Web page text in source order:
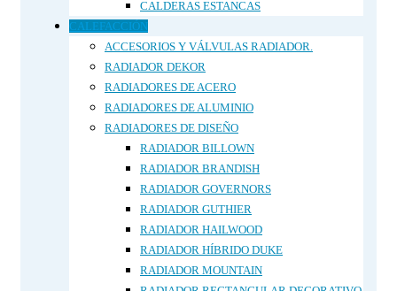
CALDERAS ESTANCAS
CALEFACCIÓN
ACCESORIOS Y VÁLVULAS RADIADOR.
RADIADOR DEKOR
RADIADORES DE ACERO
RADIADORES DE ALUMINIO
RADIADORES DE DISEÑO
RADIADOR BILLOWN
RADIADOR BRANDISH
RADIADOR GOVERNORS
RADIADOR GUTHIER
RADIADOR HAILWOOD
RADIADOR HÍBRIDO DUKE
RADIADOR MOUNTAIN